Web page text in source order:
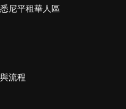
尼平租華人區
流程